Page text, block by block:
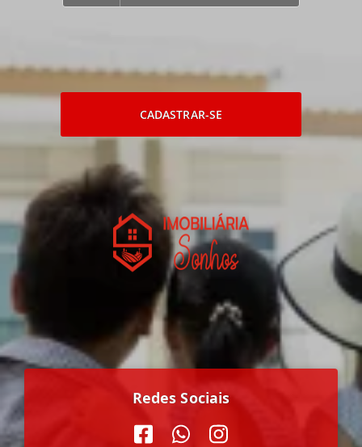
CADASTRAR-SE
Redes Sociais